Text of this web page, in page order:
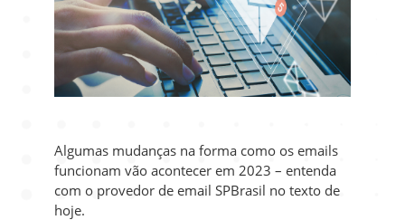
Algumas mudanças na forma como os emails
funcionam vão acontecer em 2023 – entenda
com o provedor de email SPBrasil no texto de
hoje.